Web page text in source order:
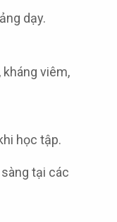
dạy.
viêm,
học tập.
tại các